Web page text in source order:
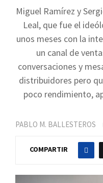
Miguel Ramírez y
Leal, que fue el
unos meses con la
un canal de
conversaciones y
distribuidores pero
poco rendimiento,
PABLO M. BALLESTEROS
COMPARTIR